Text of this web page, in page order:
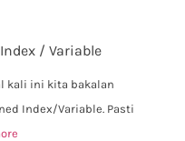
/ Variable
kali ini kita bakalan
Index/Variable. Pasti